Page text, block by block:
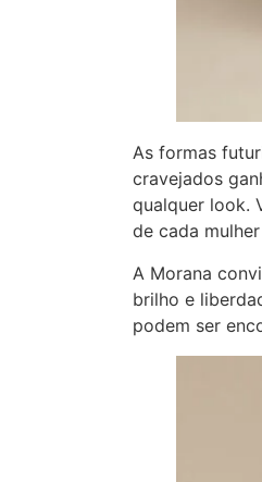
As formas
cravejados
qualquer look.
de cada
A Morana
brilho e
podem ser